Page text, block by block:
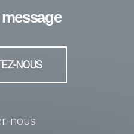
NOUS
nous